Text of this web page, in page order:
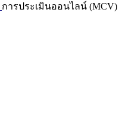
การประเมินออนไลน์ (MCV)